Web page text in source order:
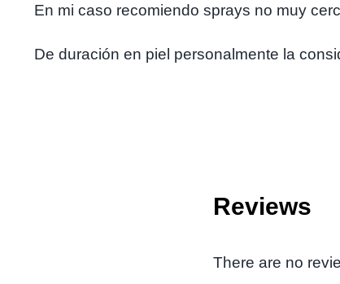
En mi caso recomiendo sprays no muy
De duración en piel personalmente la
Reviews
There are no